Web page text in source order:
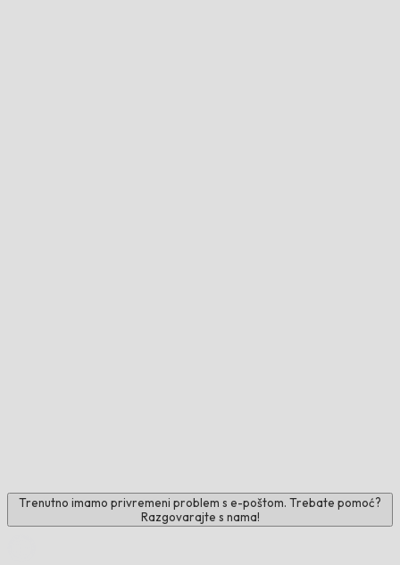
Trenutno imamo privremeni problem s e-poštom. Trebate pomoć?
Razgovarajte s nama!